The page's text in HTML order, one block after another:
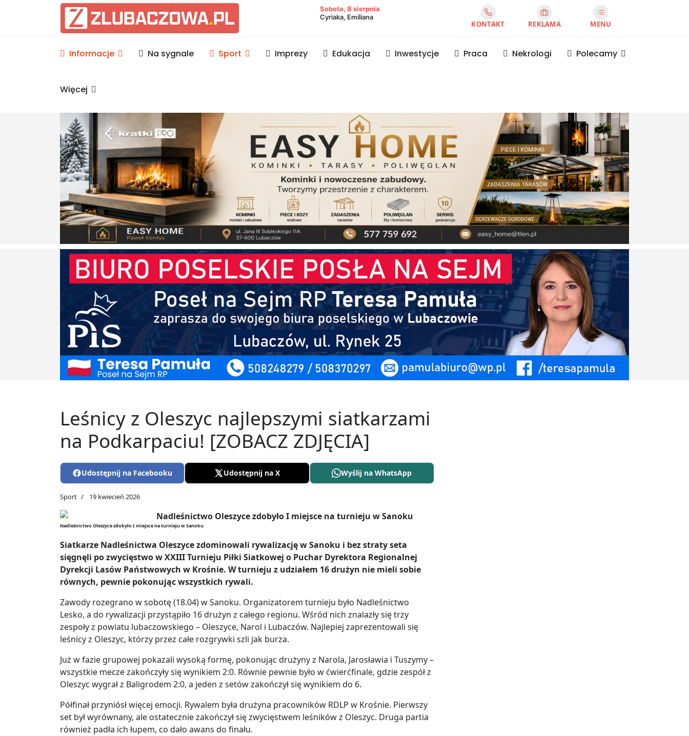
Informacje Lubaczów, powiat lubaczowski
Sobota, 8 sierpnia
Cyriaka, Emiliana
KONTAKT REKLAMA MENU
Informacje Na sygnale Sport Imprezy Edukacja Inwestycje Praca Nekrologi Polecamy
Więcej
Leśnicy z Oleszyc najlepszymi siatkarzami
na Podkarpaciu! [ZOBACZ ZDJĘCIA]
Udostępnij na Facebooku Udostępnij na X Wyślij na WhatsApp
Sport 19 kwiecień 2026
Nadleśnictwo Oleszyce zdobyło I miejsce na turnieju w Sanoku
Siatkarze Nadleśnictwa Oleszyce zdominowali rywalizację w Sanoku i bez straty seta
sięgnęli po zwycięstwo w XXIII Turnieju Piłki Siatkowej o Puchar Dyrektora Regionalnej
Dyrekcji Lasów Państwowych w Krośnie. W turnieju z udziałem 16 drużyn nie mieli sobie
równych, pewnie pokonując wszystkich rywali.
Zawody rozegrano w sobotę (18.04) w Sanoku. Organizatorem turnieju było Nadleśnictwo
Lesko, a do rywalizacji przystąpiło 16 drużyn z całego regionu. Wśród nich znalazły się trzy
zespoły z powiatu lubaczowskiego – Oleszyce, Narol i Lubaczów. Najlepiej zaprezentowali się
leśnicy z Oleszyc, którzy przez całe rozgrywki szli jak burza.
Już w fazie grupowej pokazali wysoką formę, pokonując drużyny z Narola, Jarosławia i Tuszymy –
wszystkie mecze zakończyły się wynikiem 2:0. Równie pewnie było w ćwierćfinale, gdzie zespół z
Oleszyc wygrał z Baligrodem 2:0, a jeden z setów zakończył się wynikiem do 6.
Półfinał przyniósł więcej emocji. Rywalem była drużyna pracowników RDLP w Krośnie. Pierwszy
set był wyrównany, ale ostatecznie zakończył się zwycięstwem leśników z Oleszyc. Druga partia
również padła ich łupem, co dało awans do finału.